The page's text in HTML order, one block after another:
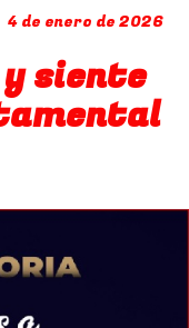
4 de enero de 2026
siente